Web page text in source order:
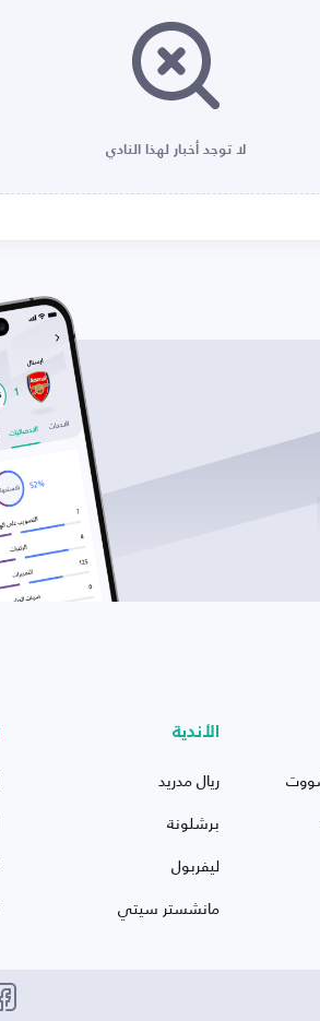
لا توجد أخبار لهذا النادي
الأندية
ريال مدريد
برشلونة
ليفربول
مانشستر سيتي